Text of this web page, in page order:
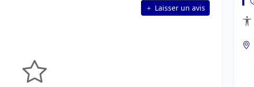
Laisser un avis